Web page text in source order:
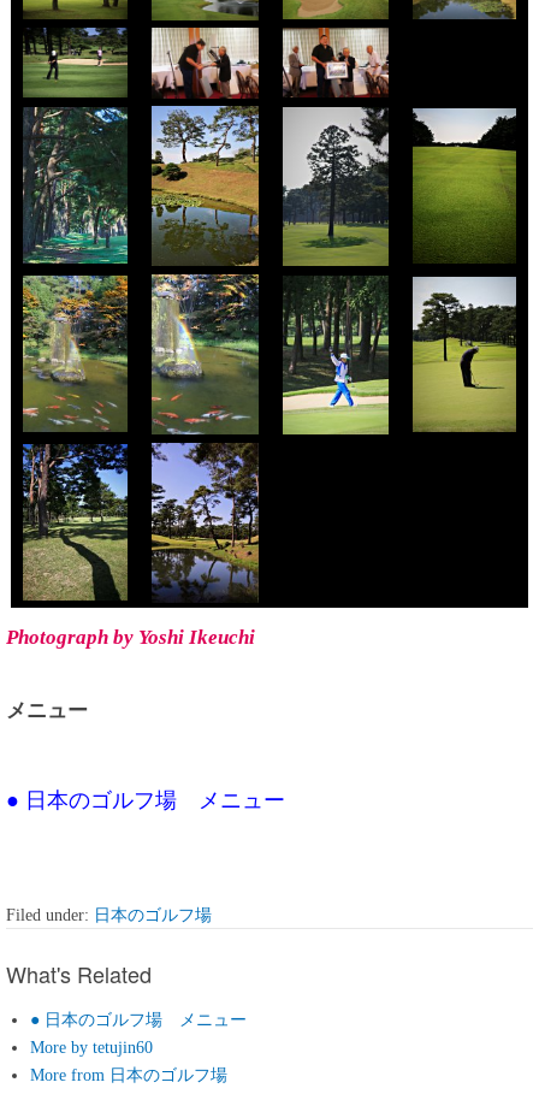
Photograph by Yoshi Ikeuchi
メニュー
● 日本のゴルフ場 メニュー
Filed under: 日本のゴルフ場
What's Related
● 日本のゴルフ場 メニュー
More by tetujin60
More from 日本のゴルフ場